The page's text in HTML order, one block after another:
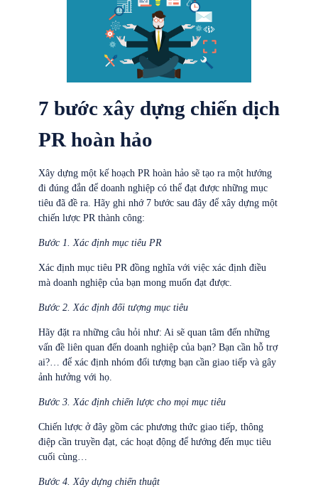
7 bước xây dựng chiến dịch
PR hoàn hảo
Xây dựng một kế hoạch PR hoàn hảo sẽ tạo ra một hướng
đi đúng đắn để doanh nghiệp có thể đạt được những mục
tiêu đã đề ra. Hãy ghi nhớ 7 bước sau đây để xây dựng một
chiến lược PR thành công:
Bước 1. Xác định mục tiêu PR
Xác định mục tiêu PR đồng nghĩa với việc xác định điều
mà doanh nghiệp của bạn mong muốn đạt được.
Bước 2. Xác định đối tượng mục tiêu
Hãy đặt ra những câu hỏi như: Ai sẽ quan tâm đến những
vấn đề liên quan đến doanh nghiệp của bạn? Bạn cần hỗ trợ
ai?… để xác định nhóm đối tượng bạn cần giao tiếp và gây
ảnh hưởng với họ.
Bước 3. Xác định chiến lược cho mọi mục tiêu
Chiến lược ở đây gồm các phương thức giao tiếp, thông
điệp cần truyền đạt, các hoạt động để hướng đến mục tiêu
cuối cùng…
Bước 4. Xây dựng chiến thuật